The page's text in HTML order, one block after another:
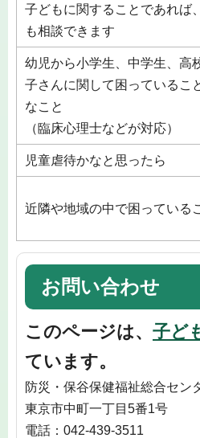
子どもに関することであれば
も相談できます
幼児から小学生、中学生、高
子さんに関して困っているこ
なこと
（臨床心理士などが対応）
児童虐待かなと思ったら
近隣や地域の中で困っている
お問い合わせ
このページは、 子ど
ています。
防災・保谷保健福祉総合セ
東京市中町一丁目5番1号
電話：042-439-3511